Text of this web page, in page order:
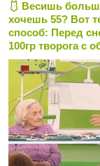
🩱 Весишь
хочешь 55? Вот
способ: Перед
100гр творога с